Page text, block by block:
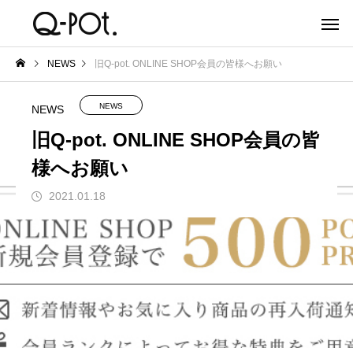
NEWS 旧Q-pot. ONLINE SHOP会員の皆様へお願い
NEWS NEWS
旧Q-pot. ONLINE SHOP会員の皆
様へお願い
2021.01.18